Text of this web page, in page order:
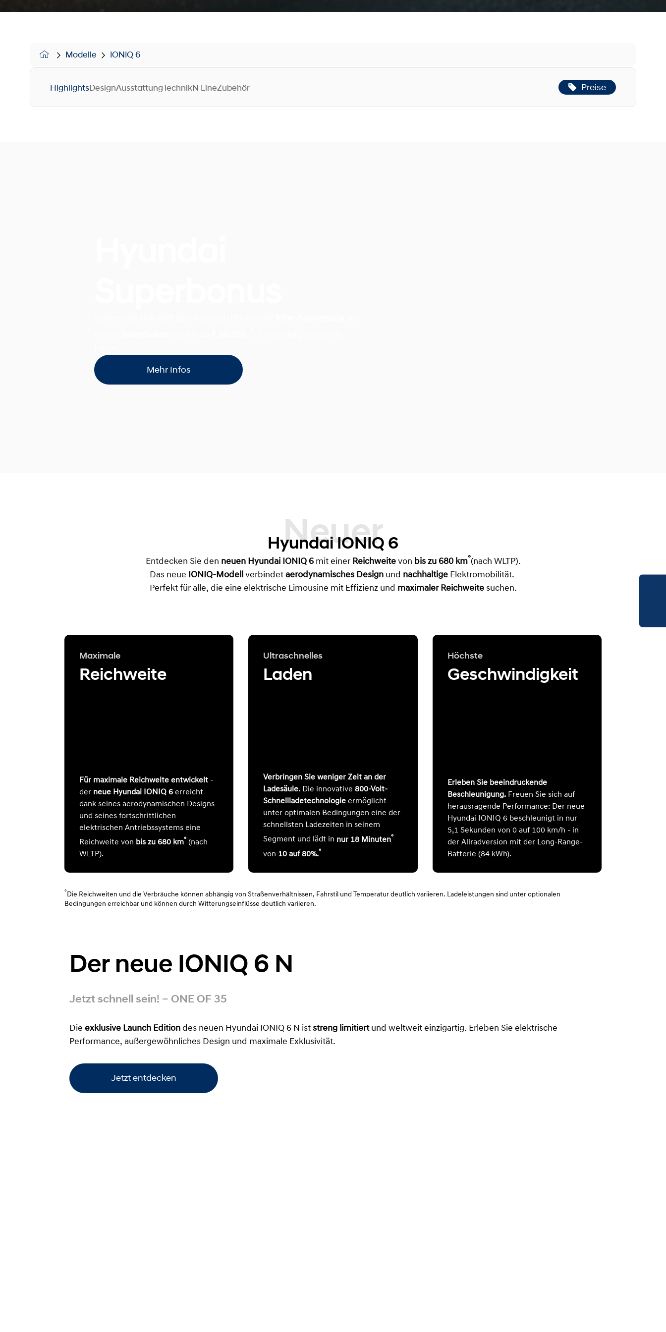
Modelle IONIQ 6
HighlightsDesignAusstattungTechnikN LineZubehör Preise
Mehr Infos
Neuer
Hyundai IONIQ 6
Entdecken Sie den neuen Hyundai IONIQ 6mit einer Reichweite von bis zu 680 km°(nach WLTP).
Das neue IONIQ-Modell verbindet aerodynamisches Design und nachhaltige Elektromobilität.
Perfekt für alle, die eine elektrische Limousine mit Effizienz und maximaler Reichweite suchen.
Maximale
Reichweite
Für maximale Reichweite entwickelt -
der neue Hyundai IONIQ 6 erreicht
dank seines aerodynamischen Designs
und seines fortschrittlichen
elektrischen Antriebssystems eine
Reichweite von bis zu 680 km° (nach
WLTP).
Ultraschnelles
Laden
Verbringen Sie weniger Zeit an der
Ladesäule. Die innovative800-Volt-
Schnellladetechnologie ermöglicht
unter optimalen Bedingungen eine der
schnellsten Ladezeiten in seinem
Segment und lädt in nur 18 Minuten°
von 10 auf 80%.°
Höchste
Geschwindigkeit
Erleben Sie beeindruckende
Beschleunigung. Freuen Sie sich auf
herausragende Performance: Der neue
Hyundai IONIQ 6 beschleunigt in nur
5,1 Sekunden von 0 auf 100 km/h - in
der Allradversion mit der Long-Range-
Batterie (84 kWh).
° Die Reichweiten und die Verbräuche können abhängig von Straßenverhältnissen, Fahrstil und Temperatur deutlich variieren. Ladeleistungen sind unter optionalen
Bedingungen erreichbar und können durch Witterungseinflüsse deutlich variieren.
Der neue IONIQ 6 N
Jetzt schnell sein! – ONE OF 35
Die exklusive Launch Edition des neuen Hyundai IONIQ 6 N ist streng limitiertund weltweit einzigartig. Erleben Sie elektrische
Performance, außergewöhnliches Design und maximale Exklusivität.
Jetzt entdecken